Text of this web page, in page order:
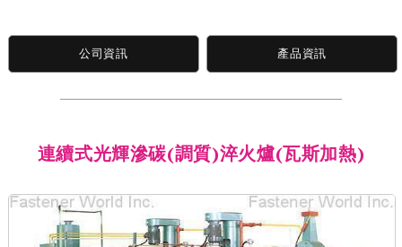
公司資訊 產品資訊
連續式光輝滲碳(調質)淬火爐(瓦斯加熱)